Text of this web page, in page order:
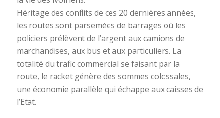
Héritage des conflits de ces 20 dernières années,
les routes sont parsemées de barrages où les
policiers prélèvent de l’argent aux camions de
marchandises, aux bus et aux particuliers. La
totalité du trafic commercial se faisant par la
route, le racket génère des sommes colossales,
une économie parallèle qui échappe aux caisses de
l’Etat.